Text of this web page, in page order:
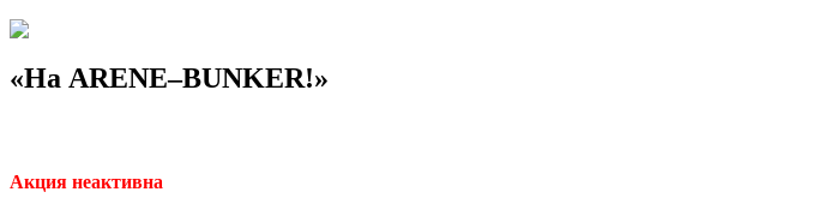
«На ARENE–BUNKER!»
Акция неактивна